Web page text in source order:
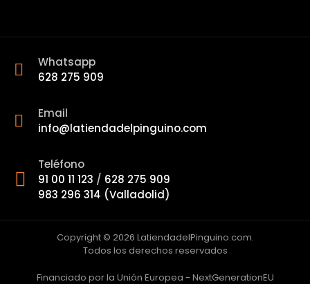
Whatsapp
628 275 909
Email
info@latiendadelpinguino.com
Teléfono
91 00 11 123 / 628 275 909
983 296 314 (Valladolid)
Copyright © 2026 LatiendadelPinguino.com.
Todos los derechos reservados
Financiado por la Unión Europea - NextGenerationEU